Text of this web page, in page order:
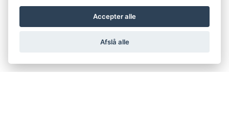
Accepter alle
Afslå alle